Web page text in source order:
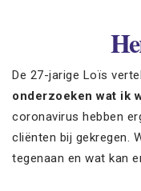
De 27-jarige Loïs
onderzoeken wat ik
coronavirus hebben
cliënten bij gekregen.
tegenaan en wat kan